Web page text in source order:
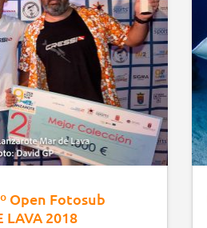
Open Fotosub
LAVA 2018